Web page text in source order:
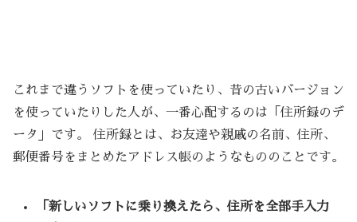
これまで違うソフトを使っていたり、昔の古いバージョン
を使っていたりした人が、一番心配するのは「住所録のデ
ータ」です。 住所録とは、お友達や親戚の名前、住所、
郵便番号をまとめたアドレス帳のようなもののことです。
「新しいソフトに乗り換えたら、住所を全部手入力